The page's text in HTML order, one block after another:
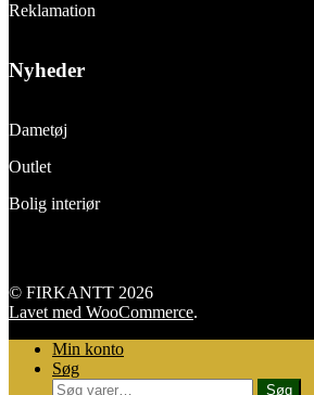
Reklamation
Nyheder
Dametøj
Outlet
Bolig interiør
© FIRKANTT 2026
Lavet med WooCommerce.
Min konto
Søg
Søg
Søg